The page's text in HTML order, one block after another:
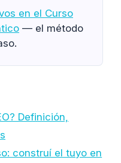
en el Curso
— el método
Definición,
construí el tuyo en